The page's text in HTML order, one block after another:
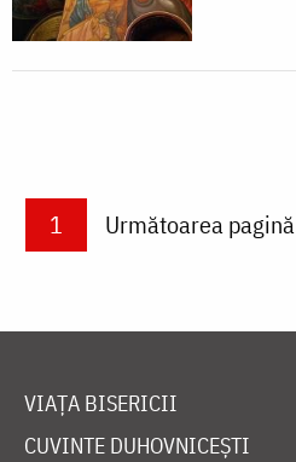
PaginareCurrent page
1 Next page
Următoarea pagină
VIAȚA BISERICII
CUVINTE DUHOVNICEȘTI